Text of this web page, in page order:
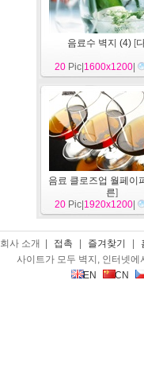
음료수 벽지 (4) [
20 Pic| 1600x1200
음료 클로즈업 월페이
른]
20 Pic| 1920x1200
회사 소개 | 접촉 즐겨찾기
사이트가 모두 벽지, 인터넷
EN
CN